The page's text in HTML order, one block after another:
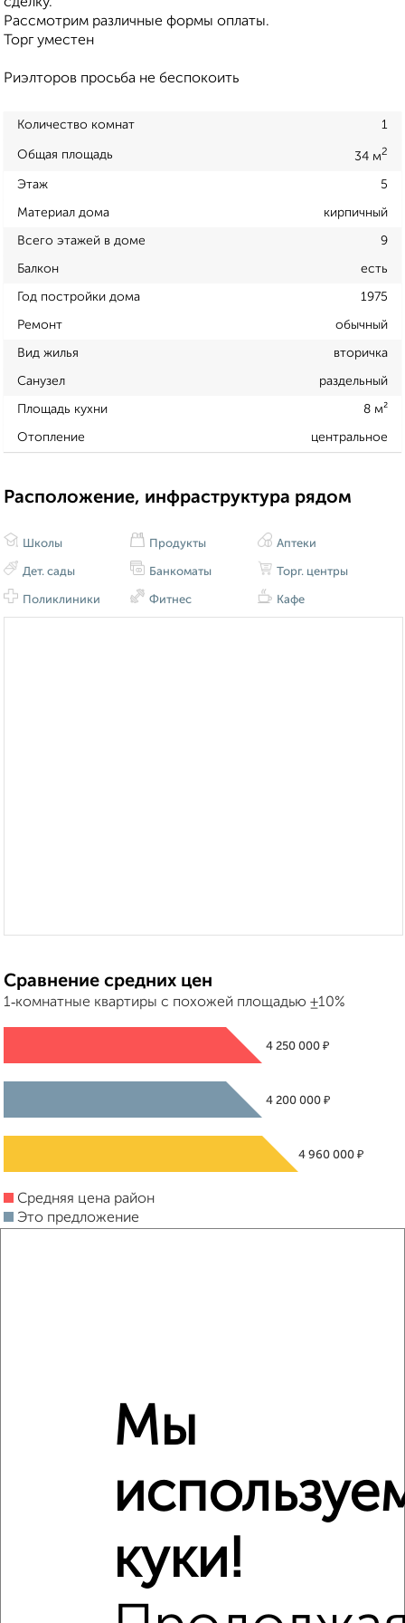
Рассмотрим различные формы оплаты.
Торг уместен
Риэлторов просьба не беспокоить
Количество комнат 1
Общая площадь 34 м2
Этаж 5
Материал дома кирпичный
Всего этажей в доме 9
Балкон есть
Год постройки дома 1975
Ремонт обычный
Вид жилья вторичка
Санузел раздельный
Площадь кухни 8 м²
Отопление центральное
Расположение, инфраструктура рядом
Школы
Дет. сады
Поликлиники
Продукты
Банкоматы
Фитнес
Аптеки
Торг. центры
Кафе
Сравнение средних цен
1‑комнатные квартиры с похожей площадью ±10%
4 250 000₽
4 200 000₽
4 960 000 ₽
Средняя цена район
Это предложение
Мы
куки!